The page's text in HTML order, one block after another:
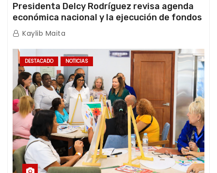
Presidenta Delcy Rodríguez revisa agenda
económica nacional y la ejecución de fondos
de emergencia post-sismos
Kaylib Maita
DESTACADO NOTICIAS